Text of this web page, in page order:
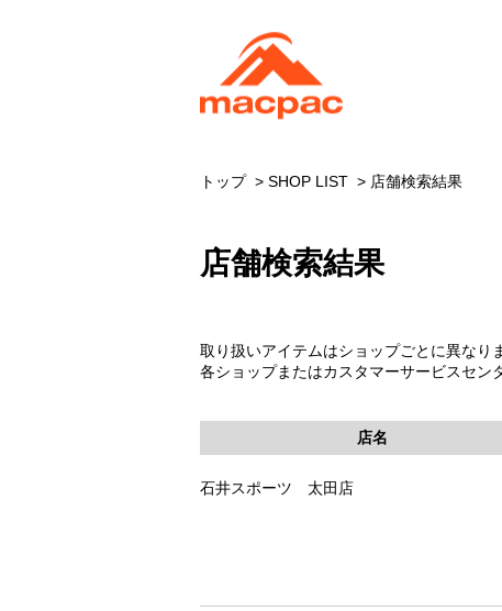
トップ SHOP LIST 店舗検索結果
店舗検索結果
取り扱いアイテムはショップごとに異なり
各ショップまたはカスタマーサービスセン
店名
石井スポーツ 太田店